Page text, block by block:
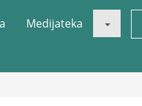
Medijateka